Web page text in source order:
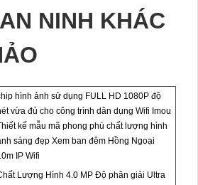
NINH KHÁC
hình ảnh sử dụng FULL HD 1080P độ
vừa đủ cho công trình dân dụng Wifi Imou
kế mẫu mã phong phú chất lượng hình
sáng đẹp Xem ban đêm Hồng Ngoại
IP Wifi
Lượng Hình 4.0 MP Độ phân giải Ultra